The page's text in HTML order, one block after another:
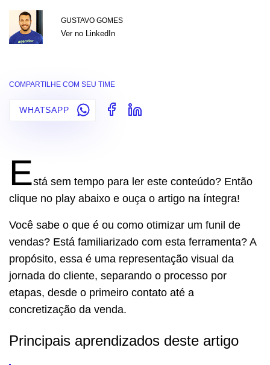
GUSTAVO GOMES
Ver no LinkedIn
COMPARTILHE COM SEU TIME
WHATSAPP
Está sem tempo para ler este conteúdo? Então
clique no play abaixo e ouça o artigo na íntegra!
Você sabe o que é ou como otimizar um funil de
vendas? Está familiarizado com esta ferramenta? A
propósito, essa é uma representação visual da
jornada do cliente, separando o processo por
etapas, desde o primeiro contato até a
concretização da venda.
Principais aprendizados deste artigo